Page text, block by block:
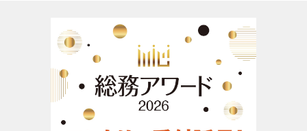
リスクマネジメント・BCP
社外・社内広報
社外・社内コミュニケーション活性化
FM・オフィス移転
CSR・SDGs
テクノロジー活用・DX
助成金・補助金・コスト削減
アウトソーシング・BPO
調査・レポート